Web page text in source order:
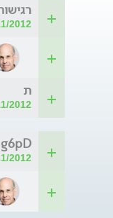
09/11/2012 |
ת
12/11/2012 |
g6pD חיובי אצל תינוק (לת)
07/11/2012 |